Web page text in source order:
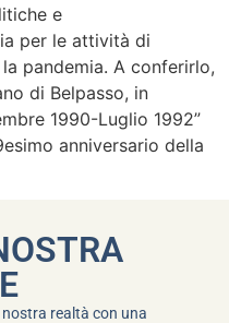
e
per le attività di
pandemia. A conferirlo,
di Belpasso, in
1990-Luglio 1992”
anniversario della
realtà con una